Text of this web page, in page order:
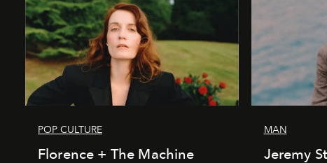
POP CULTURE
Florence + The Machine
MAN
Jeremy